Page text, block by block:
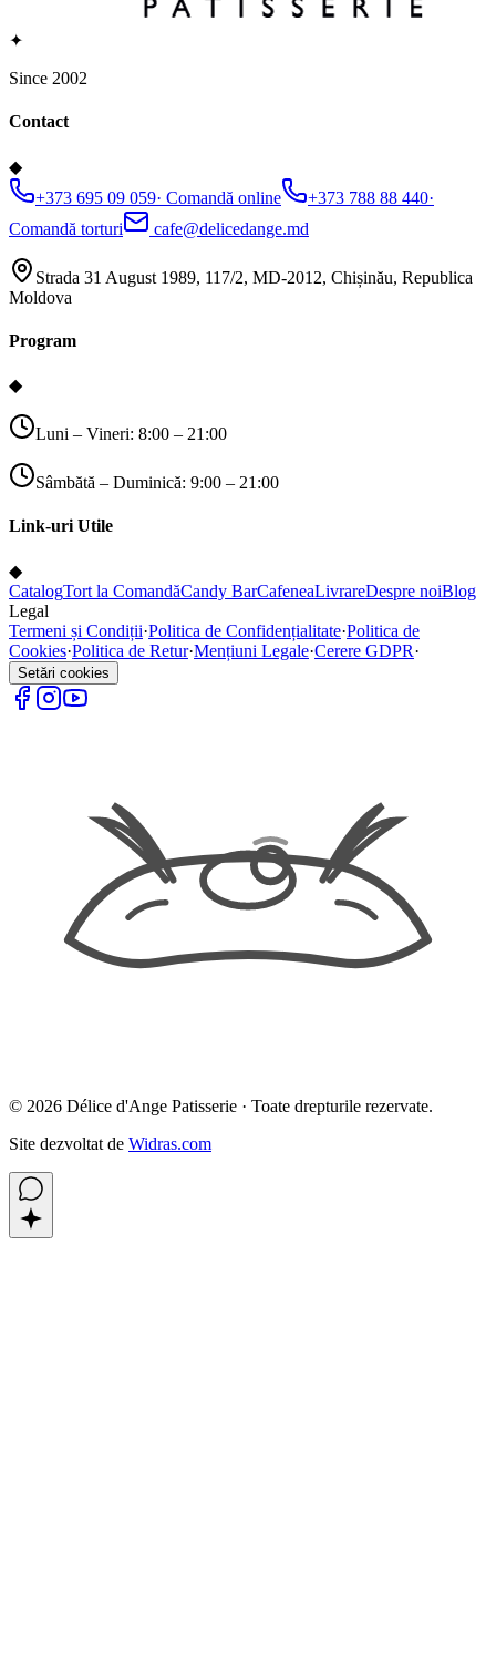
✦
Since 2002
Contact
◆
+373 695 09 059· Comandă online +373 788 88 440·
Comandă torturi
cafe@delicedange.md
Strada 31 August 1989, 117/2, MD-2012, Chișinău, Republica
Moldova
Program
◆
Luni – Vineri: 8:00 – 21:00
Sâmbătă – Duminică: 9:00 – 21:00
Link-uri Utile
◆
CatalogTort la ComandăCandy BarCafeneaLivrareDespre noiBlog
Legal
Termeni și Condiții·Politica de Confidențialitate·Politica de
Cookies·Politica de Retur·Mențiuni Legale·Cerere GDPR·
Setări cookies
© 2026 Délice d'Ange Patisserie · Toate drepturile rezervate.
Site dezvoltat de Widras.com